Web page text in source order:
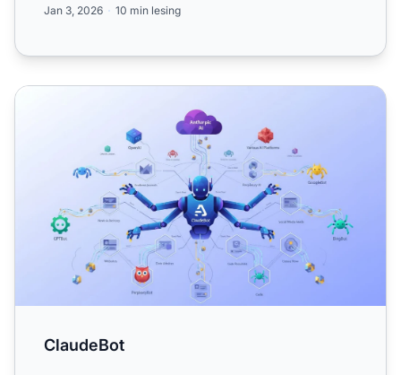
Jan 3, 2026 10 min lesing
ClaudeBot
ClaudeBot